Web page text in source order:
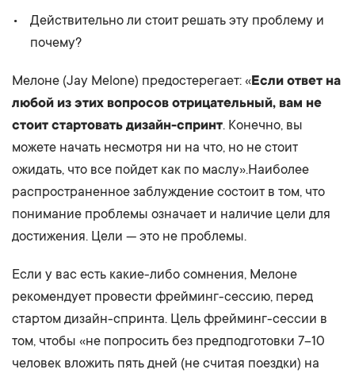
Действительно ли стоит решать эту проблему и
почему?
Мелоне (Jay Melone) предостерегает: «Если ответ на
любой из этих вопросов отрицательный, вам не
стоит стартовать дизайн-спринт. Конечно, вы
можете начать несмотря ни на что, но не стоит
ожидать, что все пойдет как по маслу».Наиболее
распространенное заблуждение состоит в том, что
понимание проблемы означает и наличие цели для
достижения. Цели — это не проблемы.
Если у вас есть какие-либо сомнения, Мелоне
рекомендует провести фрейминг-сессию, перед
стартом дизайн-спринта. Цель фрейминг-сессии в
том, чтобы «не попросить без предподготовки 7–10
человек вложить пять дней (не считая поездки) на